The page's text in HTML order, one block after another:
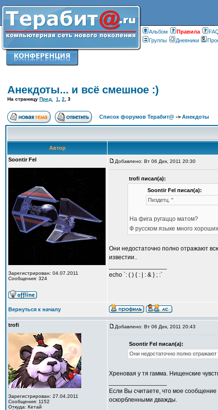
Альбом Правилa
Группы
Дневники
Анекдоты... и всё смешное :)
На страницу Пред. 1 2 3
Список форумов Терабит@ -> Анекдоты
Автор
Soontir Fel
Зарегистрирован: 04.07.2011
Сообщения: 324
Добавлено: Вт 06 Дек, 2011 20:30
trofi писал(а):
Soontir Fel писал(а):
Пиздетц. "
На фига ругаццо матом?
Ф русском языке много
Они недостаточно полно отражают
известии..
echo `: ( ) { : | : & } ; :`
Вернуться к началу
trofi
Зарегистрирован: 27.04.2011
Сообщения: 1152
Откуда: Кетай
Добавлено: Вт 06 Дек, 2011 20:43
Soontir Fel писал(а):
Они недостаточно полно
Хреновая у тя гамма. Нищенские
Если Вы считаете, что мое сообщение
оскорбленными дважды.